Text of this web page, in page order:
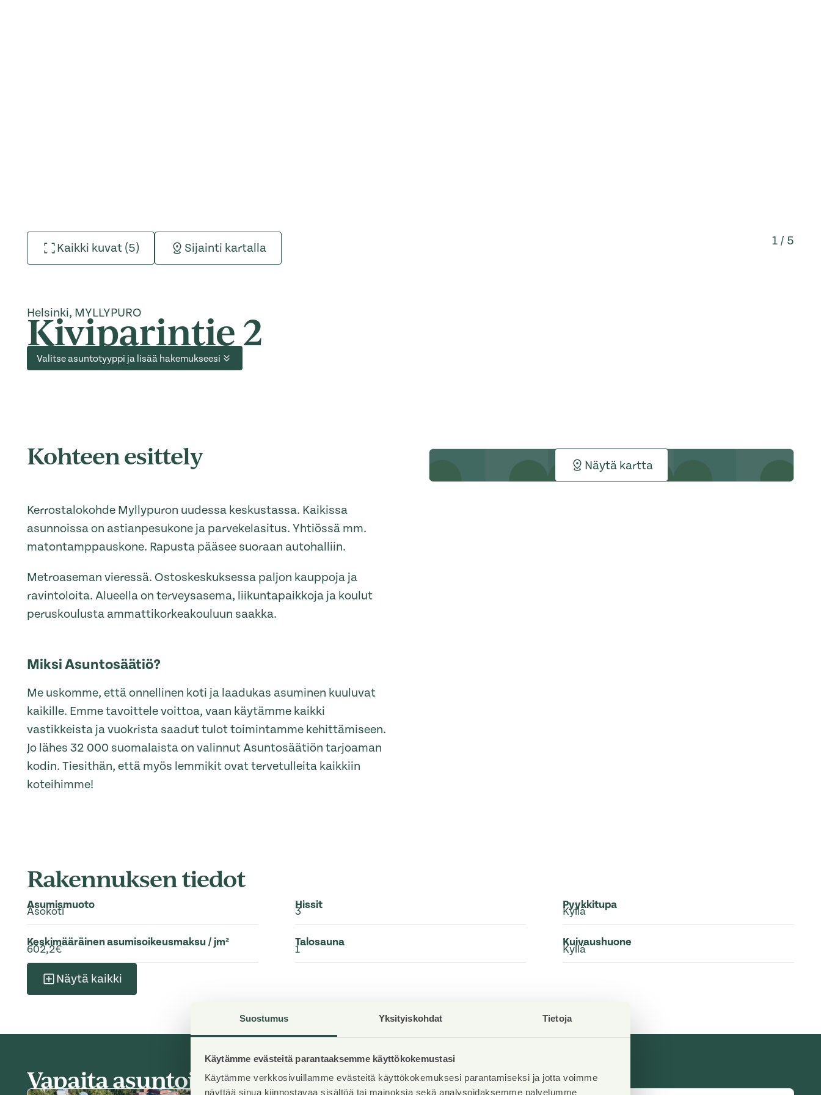
Suostumus Yksityiskohdat Tietoja
Käytämme evästeitä parantaaksemme käyttökokemustasi
Käytämme verkkosivuillamme evästeitä käyttökokemuksesi parantamiseksi ja jotta voimme
näyttää sinua kiinnostavaa sisältöä tai mainoksia sekä analysoidaksemme palvelumme
Kaikki kuvat (5) Sijainti kartalla
1 / 5
Helsinki, MYLLYPURO
Kiviparintie 2
Valitse asuntotyyppi ja lisää hakemukseesi
Kohteen esittely
Kerrostalokohde Myllypuron uudessa keskustassa. Kaikissa
asunnoissa on astianpesukone ja parvekelasitus. Yhtiössä mm.
matontamppauskone. Rapusta pääsee suoraan autohalliin.
Metroaseman vieressä. Ostoskeskuksessa paljon kauppoja ja
ravintoloita. Alueella on terveysasema, liikuntapaikkoja ja koulut
peruskoulusta ammattikorkeakouluun saakka.
Miksi Asuntosäätiö?
Me uskomme, että onnellinen koti ja laadukas asuminen kuuluvat
kaikille. Emme tavoittele voittoa, vaan käytämme kaikki
vastikkeista ja vuokrista saadut tulot toimintamme kehittämiseen.
Jo lähes 32 000 suomalaista on valinnut Asuntosäätiön tarjoaman
kodin. Tiesithän, että myös lemmikit ovat tervetulleita kaikkiin
koteihimme!
Näytä kartta
Rakennuksen tiedot
Asumismuoto
Asokoti
Keskimääräinen asumisoikeusmaksu / jm²
602,2€
Hissit
3
Talosauna
1
Pyykkitupa
Kyllä
Kuivaushuone
Kyllä
Näytä kaikki
Vapaita asuntoja rakennuksesta